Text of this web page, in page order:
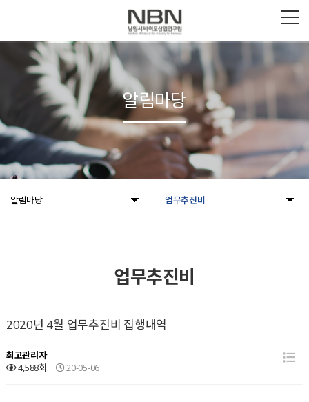
알림마당 업무추진비
알림마당
업무추진비
2020년 4월 업무추진비 집행내역
최고관리자
4,588회
20-05-06